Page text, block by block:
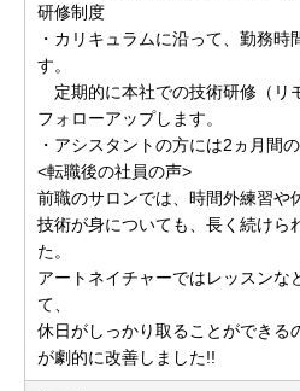
研修制度
・カリキュラムに沿って、勤務時
す。
定期的に本社での技術研修（リ
フォローアップします。
・アシスタントの方には2ヵ月間
<転職後の社員の声>
前職のサロンでは、時間外練習や
技術が身についても、長く続けら
た。
アートネイチャーではレッスンな
て、
休日がしっかり取ることができる
が劇的に改善しました!!